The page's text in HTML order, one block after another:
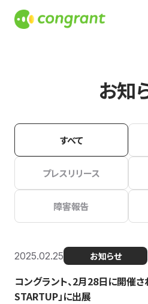
お知
すべて
プレスリリース
障害報告
2025.02.25 お知らせ
コングラント、2月28日に開催
STARTUP」に出展